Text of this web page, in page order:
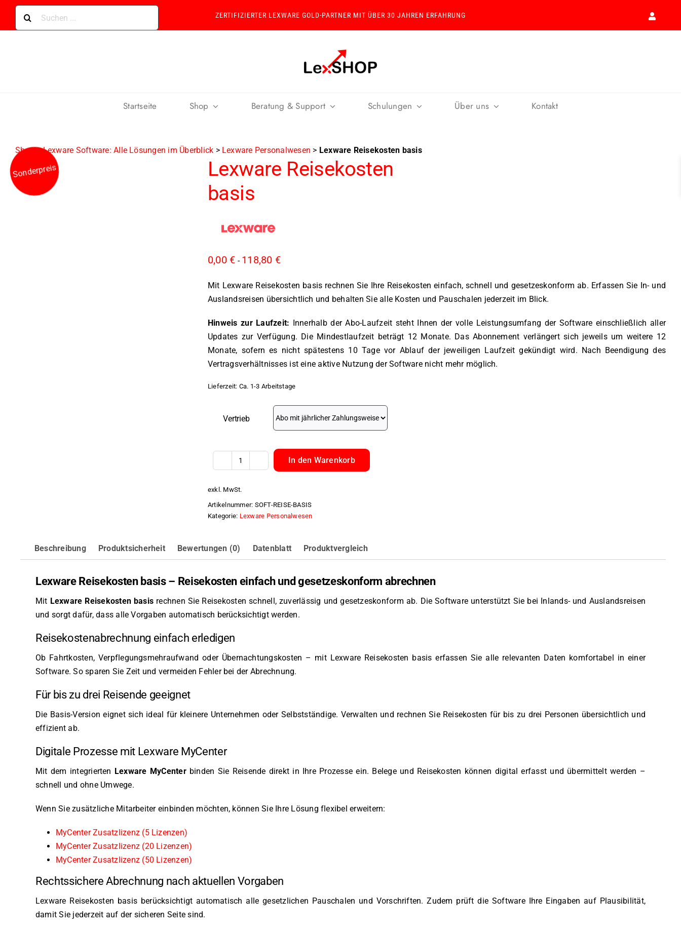
Skip
content
nach:
ZERTIFIZIERTER LEXWARE GOLD-PARTNER MIT ÜBER 30 JAHREN ERFAHRUNG
Startseite Shop Beratung & Support Schulungen Über uns Kontakt
Shop>Lexware Software: Alle Lösungen im Überblick > Lexware Personalwesen > Lexware Reisekosten basis
Sonderpreis
Lexware Reisekosten
basis
0,00 € - 118,80 €
Mit Lexware Reisekosten basis rechnen Sie Ihre Reisekosten einfach, schnell und gesetzeskonform ab. Erfassen Sie In- und
Auslandsreisen übersichtlich und behalten Sie alle Kosten und Pauschalen jederzeit im Blick.
Hinweis zur Laufzeit: Innerhalb der Abo-Laufzeit steht Ihnen der volle Leistungsumfang der Software einschließlich aller
Updates zur Verfügung. Die Mindestlaufzeit beträgt 12 Monate. Das Abonnement verlängert sich jeweils um weitere 12
Monate, sofern es nicht spätestens 10 Tage vor Ablauf der jeweiligen Laufzeit gekündigt wird. Nach Beendigung des
Vertragsverhältnisses ist eine aktive Nutzung der Software nicht mehr möglich.
Lieferzeit: Ca. 1-3 Arbeitstage
Vertrieb
Lexware
basis
Menge
In den Warenkorb
exkl. MwSt.
Artikelnummer: SOFT-REISE-BASIS
Kategorie: Lexware Personalwesen
Beschreibung Produktsicherheit Bewertungen (0) Datenblatt Produktvergleich
Lexware Reisekosten basis – Reisekosten einfach und gesetzeskonform abrechnen
Mit Lexware Reisekosten basis rechnen Sie Reisekosten schnell, zuverlässig und gesetzeskonform ab. Die Software unterstützt Sie bei Inlands- und Auslandsreisen
und sorgt dafür, dass alle Vorgaben automatisch berücksichtigt werden.
Reisekostenabrechnung einfach erledigen
Ob Fahrtkosten, Verpflegungsmehraufwand oder Übernachtungskosten – mit Lexware Reisekosten basis erfassen Sie alle relevanten Daten komfortabel in einer
Software. So sparen Sie Zeit und vermeiden Fehler bei der Abrechnung.
Für bis zu drei Reisende geeignet
Die Basis-Version eignet sich ideal für kleinere Unternehmen oder Selbstständige. Verwalten und rechnen Sie Reisekosten für bis zu drei Personen übersichtlich und
effizient ab.
Digitale Prozesse mit Lexware MyCenter
Mit dem integrierten Lexware MyCenterbinden Sie Reisende direkt in Ihre Prozesse ein. Belege und Reisekosten können digital erfasst und übermittelt werden –
schnell und ohne Umwege.
Wenn Sie zusätzliche Mitarbeiter einbinden möchten, können Sie Ihre Lösung flexibel erweitern:
MyCenter Zusatzlizenz (5 Lizenzen)
MyCenter Zusatzlizenz (20 Lizenzen)
MyCenter Zusatzlizenz (50 Lizenzen)
Rechtssichere Abrechnung nach aktuellen Vorgaben
Lexware Reisekosten basis berücksichtigt automatisch alle gesetzlichen Pauschalen und Vorschriften. Zudem prüft die Software Ihre Eingaben auf Plausibilität,
damit Sie jederzeit auf der sicheren Seite sind.